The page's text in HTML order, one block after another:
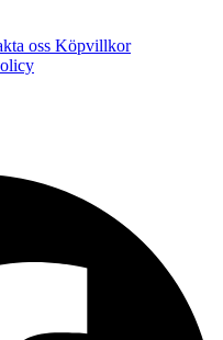
oss Köpvillkor